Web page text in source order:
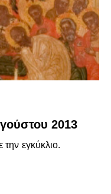
2013
την εγκύκλιο.